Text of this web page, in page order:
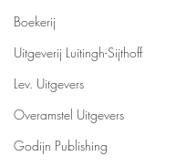
Boekerij
Uitgeverij Luitingh-Sijthoff
Lev. Uitgevers
Overamstel Uitgevers
Godijn Publishing